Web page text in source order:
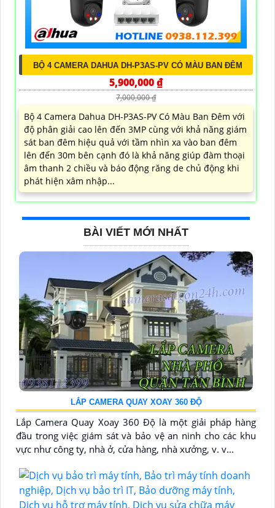
BỘ 4 CAMERA DAHUA DH-P3AS-PV CÓ MÀU BAN ĐÊM
5,900,000 ₫
7,000,000 ₫
Bộ 4 Camera Dahua DH-P3AS-PV Có Màu Ban Đêm với
độ phân giải cao lên đến 3MP cùng với khả năng giám
sát ban đêm hiệu quả với tầm nhìn xa vào ban đêm
lên đến 30m bên cạnh đó là khả năng giúp đàm thoại
âm thanh 2 chiều và báo động răng de chủ động khi
phát hiện xâm nhập...
BÀI VIẾT MỚI NHẤT
LẮP CAMERA QUAY XOAY 360 ĐỘ
Lắp Camera Quay Xoay 360 Độ là một giải pháp hàng
đầu trong việc giám sát và bảo vệ an ninh cho các khu
vực như công ty, nhà ở, cửa hàng, nhà xưởng, v. v...